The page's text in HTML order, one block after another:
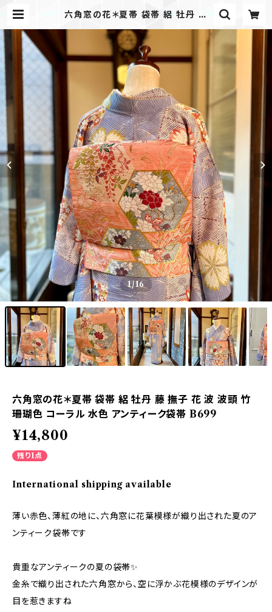
六角窓の花＊夏帯 袋帯 絽 牡丹 藤
水色 アンティーク袋帯 B699 | kim
ono tento
1/16
六角窓の花＊夏帯 袋帯 絽 牡丹 藤 撫子 花 波 波頭 竹
珊瑚色 コーラル 水色 アンティーク袋帯 B699
¥14,800
残り1点
International shipping available
薄い赤色、薄紅の地に、六角窓に花葉模様が織り出された夏のア
ンティーク袋帯です
貴重なアンティークの夏の袋帯✨️
金糸で織り出された六角窓から、空に浮かぶ花模様のデザインが
目を惹きますね